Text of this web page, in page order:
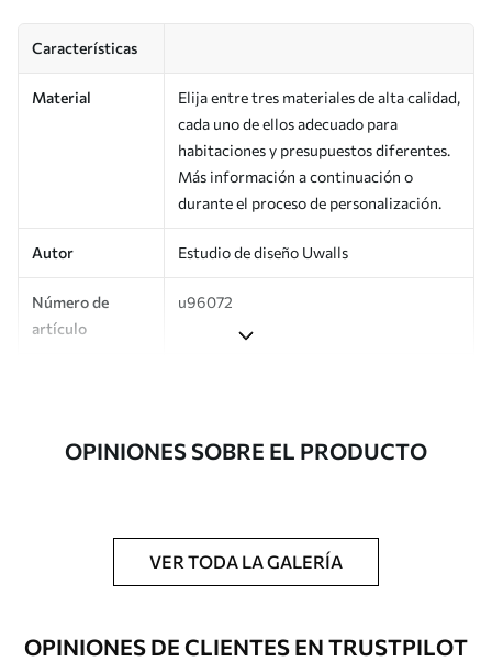
Características
Material
Elija entre tres materiales de alta calidad,
cada uno de ellos adecuado para
habitaciones y presupuestos diferentes.
Más información a continuación o
durante el proceso de personalización.
Autor Estudio de diseño Uwalls
Número de
artículo
u96072
Adicionalmente
Disponible con recubrimiento de barniz
esponja suave. Los murales de pared con
recubrimiento de barniz pueden
Método de
Aplicación sin fisuras
OPINIONES SOBRE EL PRODUCTO
VER TODA LA GALERÍA
OPINIONES DE CLIENTES EN TRUSTPILOT